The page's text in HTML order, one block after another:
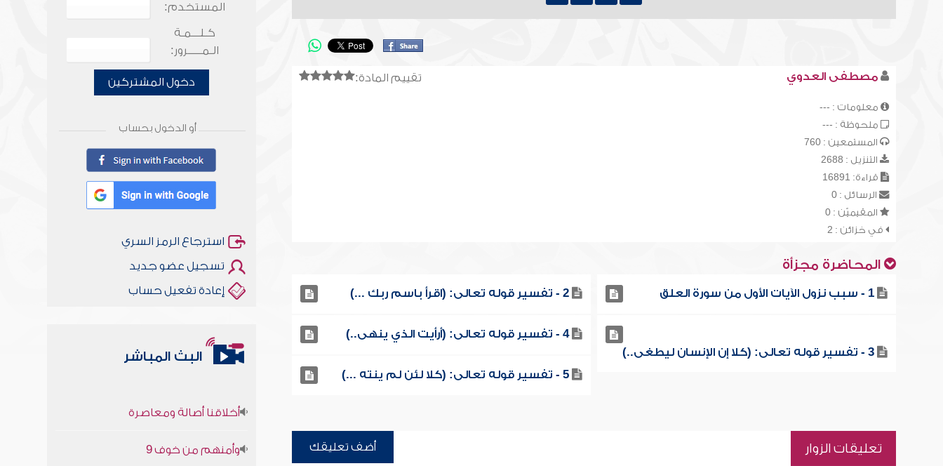
تقييم المادة: مصطفى العدوي
معلومات : ---
ملحوظة : ---
المستمعين : 760
التنزيل : 2688
قراءة: 16891
الرسائل : 0
المقيميّن : 0
في خزائن : 2
المحاضرة مجزأة
1 - سبب نزول الآيات الأول من سورة العلق 2 - تفسير قوله تعالى: (اقرأ باسم ربك ...)
3 - تفسير قوله تعالى: (كلا إن الإنسان ليطغى..)
4 - تفسير قوله تعالى: (أرأيت الذي ينهى..)
5 - تفسير قوله تعالى: (كلا لئن لم ينته ...)
تعليقات الزوار أضف تعليقك
المستخدم:
كـلـــمـة
الـمـــــرور:
دخول المشتركين
أو الدخول بحساب
استرجاع الرمز السري
تسجيل عضو جديد
إعادة تفعيل حساب
البث المباشر